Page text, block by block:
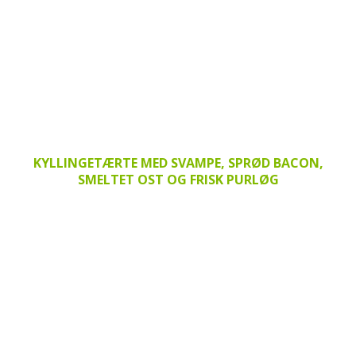
KYLLINGETÆRTE MED SVAMPE, SPRØD BACON,
SMELTET OST OG FRISK PURLØG